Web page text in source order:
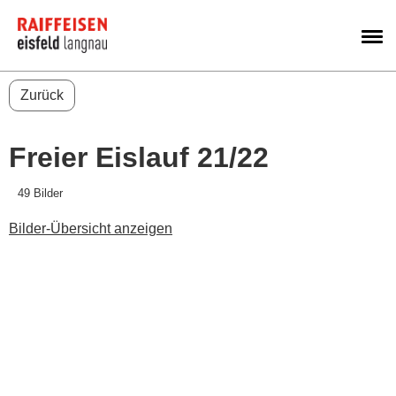
Zurück
Freier Eislauf 21/22
49 Bilder
Bilder-Übersicht anzeigen